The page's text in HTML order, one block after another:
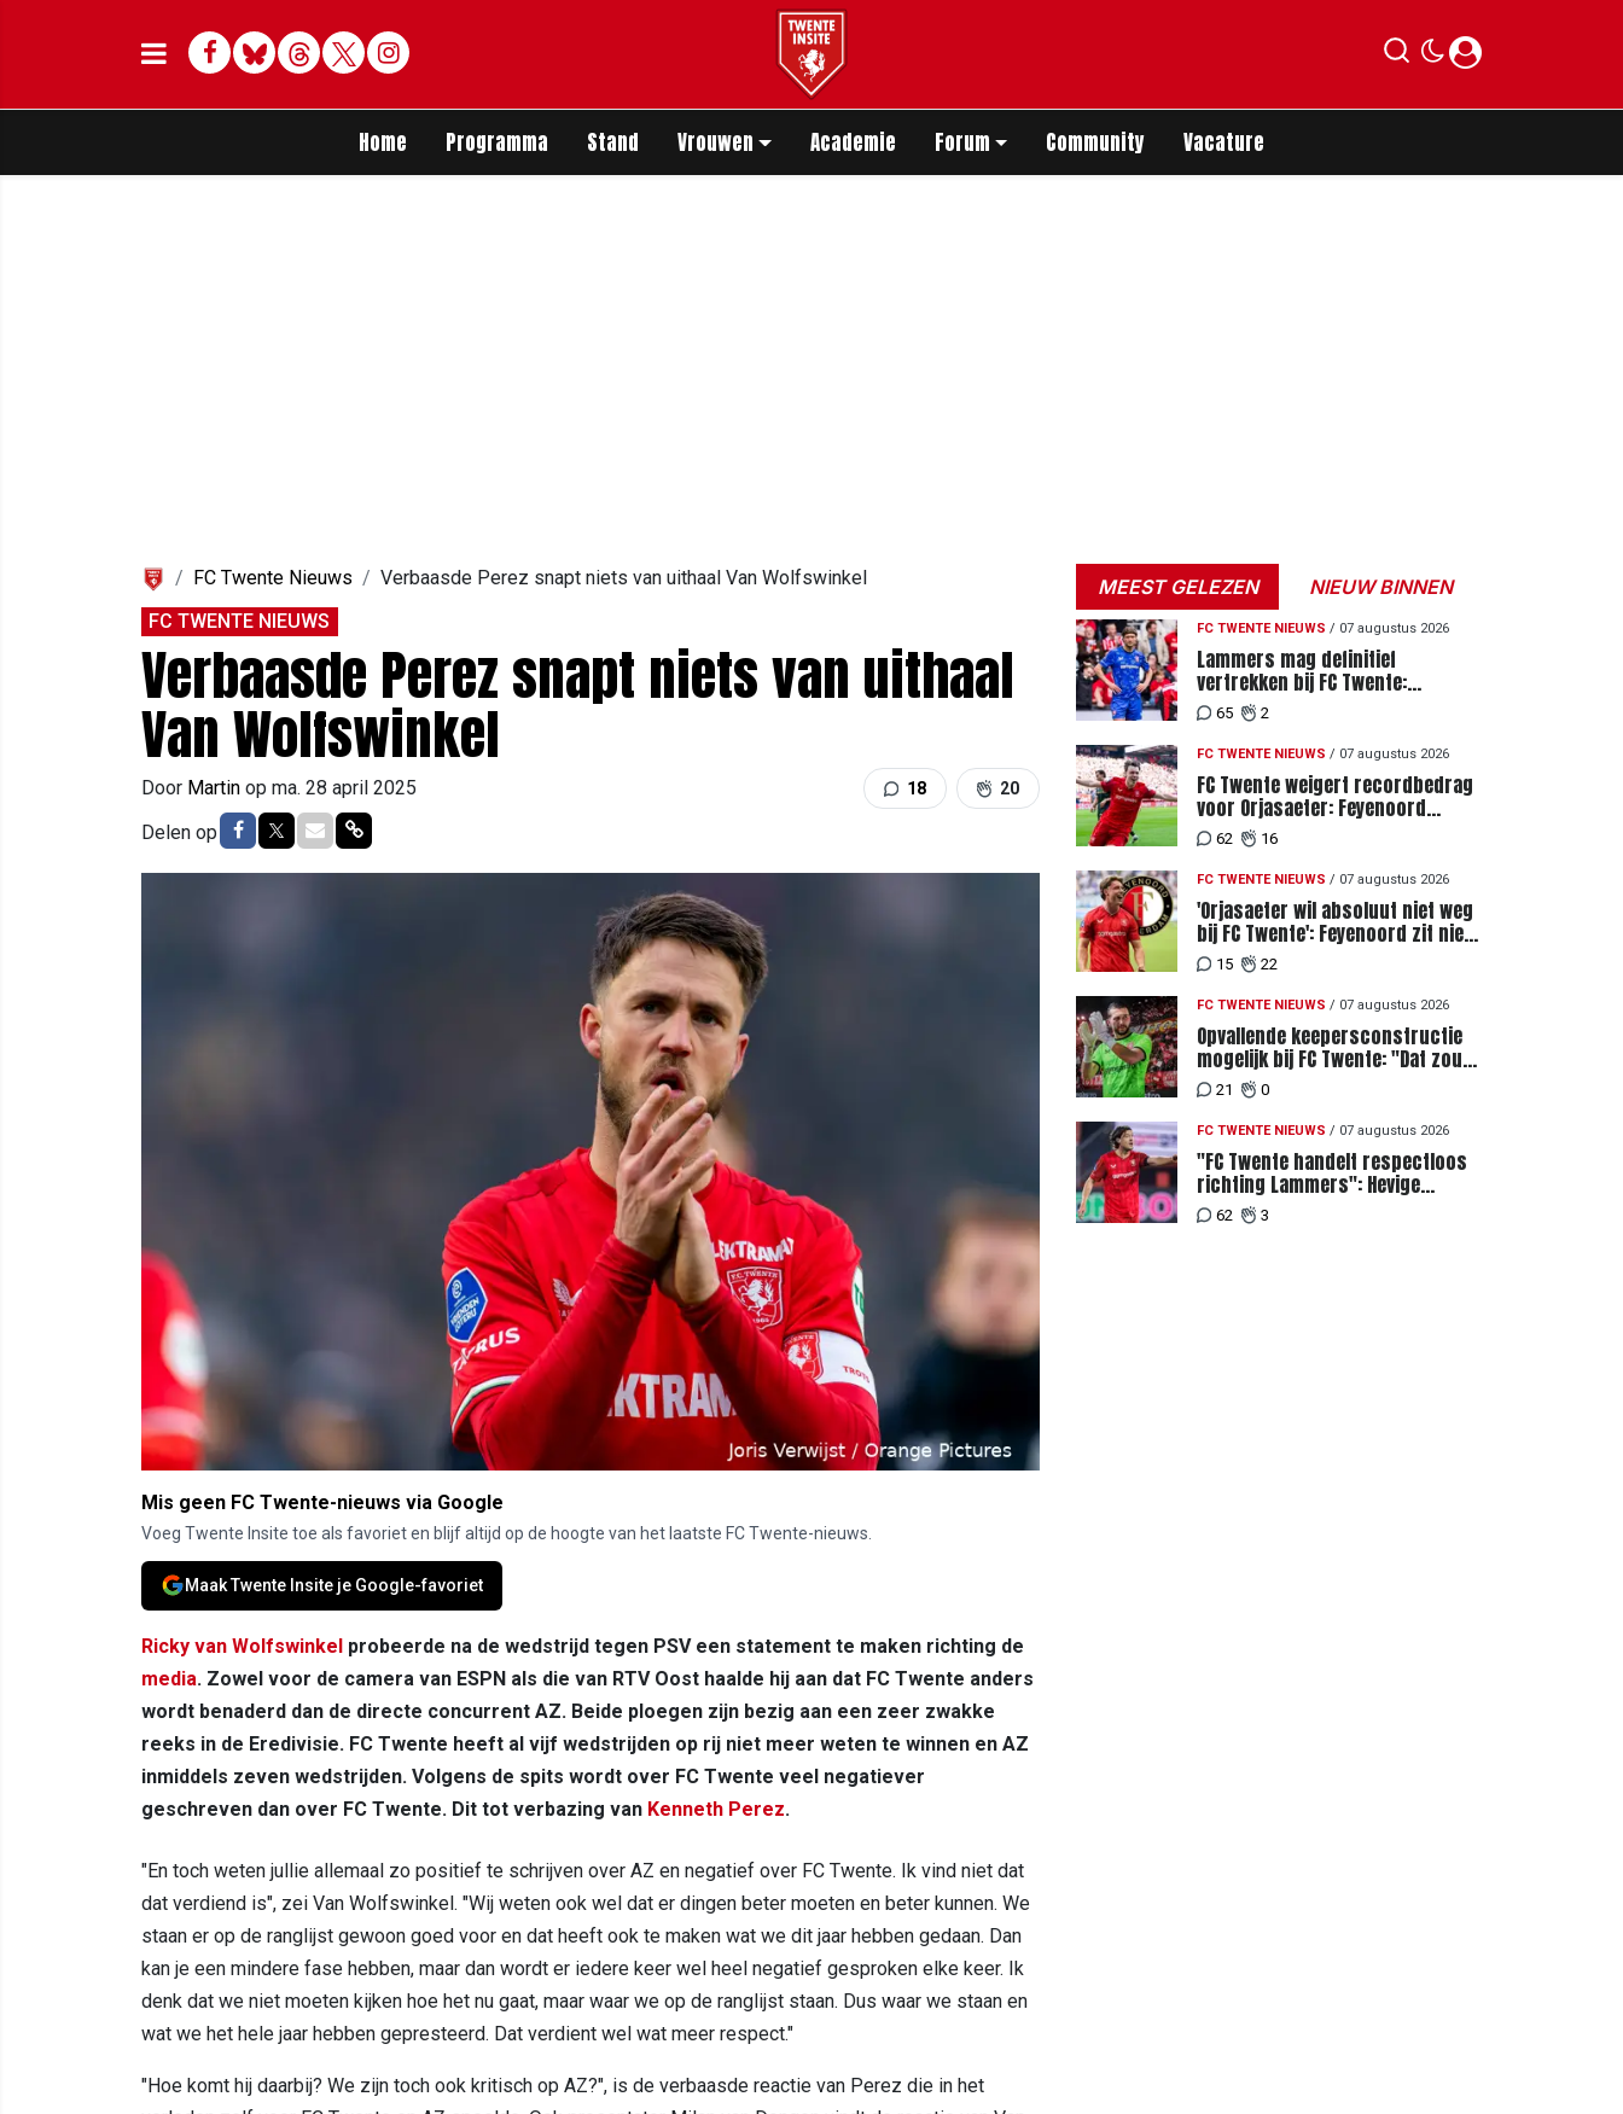
Facebook
BlueskyThreadsTwitterDelen op Whatsapp
Home Programma Stand Vrouwen Academie Forum Community Vacature
FC Twente Nieuws
Verbaasde Perez snapt niets van uithaal Van Wolfswinkel
FC TWENTE NIEUWS
Verbaasde Perez snapt niets van uithaal
Van Wolfswinkel
Door Martin op ma. 28 april 2025 18 20
Delen op Delen op Facebook
Delen op Twitter
Delen via Mail
Delen via link
Mis geen FC Twente-nieuws via Google
Voeg Twente Insite toe als favoriet en blijf altijd op de hoogte van het laatste FC Twente-nieuws.
Maak Twente Insite je Google-favoriet
Ricky van Wolfswinkel probeerde na de wedstrijd tegen PSV een statement te maken richting de
media. Zowel voor de camera van ESPN als die van RTV Oost haalde hij aan dat FC Twente anders
wordt benaderd dan de directe concurrent AZ. Beide ploegen zijn bezig aan een zeer zwakke
reeks in de Eredivisie. FC Twente heeft al vijf wedstrijden op rij niet meer weten te winnen en AZ
inmiddels zeven wedstrijden. Volgens de spits wordt over FC Twente veel negatiever
geschreven dan over FC Twente. Dit tot verbazing van Kenneth Perez.
"En toch weten jullie allemaal zo positief te schrijven over AZ en negatief over FC Twente. Ik vind niet dat
dat verdiend is", zei Van Wolfswinkel. "Wij weten ook wel dat er dingen beter moeten en beter kunnen. We
staan er op de ranglijst gewoon goed voor en dat heeft ook te maken wat we dit jaar hebben gedaan. Dan
kan je een mindere fase hebben, maar dan wordt er iedere keer wel heel negatief gesproken elke keer. Ik
denk dat we niet moeten kijken hoe het nu gaat, maar waar we op de ranglijst staan. Dus waar we staan en
wat we het hele jaar hebben gepresteerd. Dat verdient wel wat meer respect."
"Hoe komt hij daarbij? We zijn toch ook kritisch op AZ?", is de verbaasde reactie van Perez die in het
MEEST GELEZEN NIEUW BINNEN
FC TWENTE NIEUWS / 07 augustus 2026
Lammers mag definitief
vertrekken bij FC Twente:
zaakwaarnemer krijgt deadline
vanwege komst vervanger
65 2
FC TWENTE NIEUWS / 07 augustus 2026
FC Twente weigert recordbedrag
voor Orjasaeter: Feyenoord
genoemd na megabod
62 16
FC TWENTE NIEUWS / 07 augustus 2026
'Orjasaeter wil absoluut niet weg
bij FC Twente': Feyenoord zit niet
achter recordbod
15 22
FC TWENTE NIEUWS / 07 augustus 2026
Opvallende keepersconstructie
mogelijk bij FC Twente: "Dat zou
eigenlijk best kunnen"
21 0
FC TWENTE NIEUWS / 07 augustus 2026
"FC Twente handelt respectloos
richting Lammers": Hevige
discussie rondom degradatie tot
derde spits
62 3